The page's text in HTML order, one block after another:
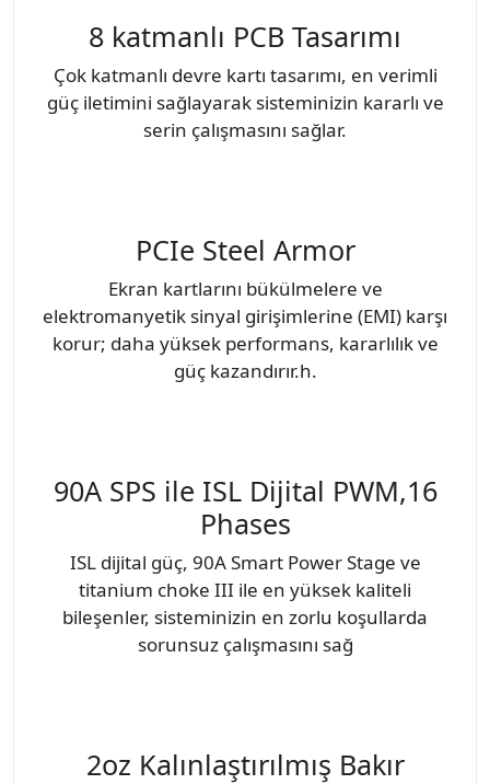
8 katmanlı PCB Tasarımı
Çok katmanlı devre kartı tasarımı, en verimli
güç iletimini sağlayarak sisteminizin kararlı ve
serin çalışmasını sağlar.
PCIe Steel Armor
Ekran kartlarını bükülmelere ve
elektromanyetik sinyal girişimlerine (EMI) karşı
korur; daha yüksek performans, kararlılık ve
güç kazandırır.h.
90A SPS ile ISL Dijital PWM,16
Phases
ISL dijital güç, 90A Smart Power Stage ve
titanium choke III ile en yüksek kaliteli
bileşenler, sisteminizin en zorlu koşullarda
sorunsuz çalışmasını sağ
2oz Kalınlaştırılmış Bakır